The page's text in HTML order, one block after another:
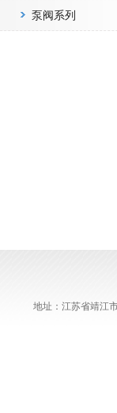
泵阀系列
地址：江苏省靖江